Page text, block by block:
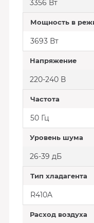
3356 Вт
Мощность в
3693 Вт
Напряжение
220-240 В
Частота
50 Гц
Уровень шума
26-39 дБ
Тип хладагента
R410A
Расход воздуха